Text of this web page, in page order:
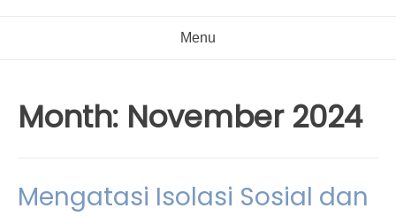
Menu
Month: November 2024
Mengatasi Isolasi Sosial dan